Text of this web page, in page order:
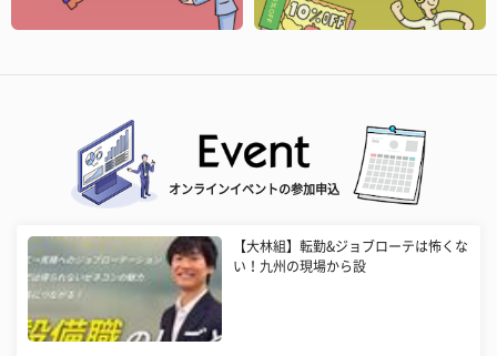
オンラインイベントの参加申込
【大林組】転勤&ジョブローテは怖くな
い！九州の現場から設